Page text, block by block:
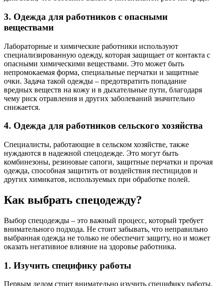
3. Одежда для работников с опасными
веществами
Лабораторные и химические работники используют
специализированную одежду, которая защищает от контакта с
опасными химическими веществами. Это может быть
непромокаемая форма, специальные перчатки и защитные
очки. Задача такой одежды – предотвратить попадание
вредных веществ на кожу и в дыхательные пути, благодаря
чему риск отравления и других заболеваний значительно
снижается.
4. Одежда для работников сельского хозяйства
Специалисты, работающие в сельском хозяйстве, также
нуждаются в надежной спецодежде. Это могут быть
комбинезоны, резиновые сапоги, защитные перчатки и прочая
одежда, способная защитить от воздействия пестицидов и
других химикатов, используемых при обработке полей.
Как выбрать спецодежду?
Выбор спецодежды – это важный процесс, который требует
внимательного подхода. Не стоит забывать, что неправильно
выбранная одежда не только не обеспечит защиту, но и может
оказать негативное влияние на здоровье работника.
1. Изучить специфику работы
Первым делом стоит внимательно изучить специфику работы.